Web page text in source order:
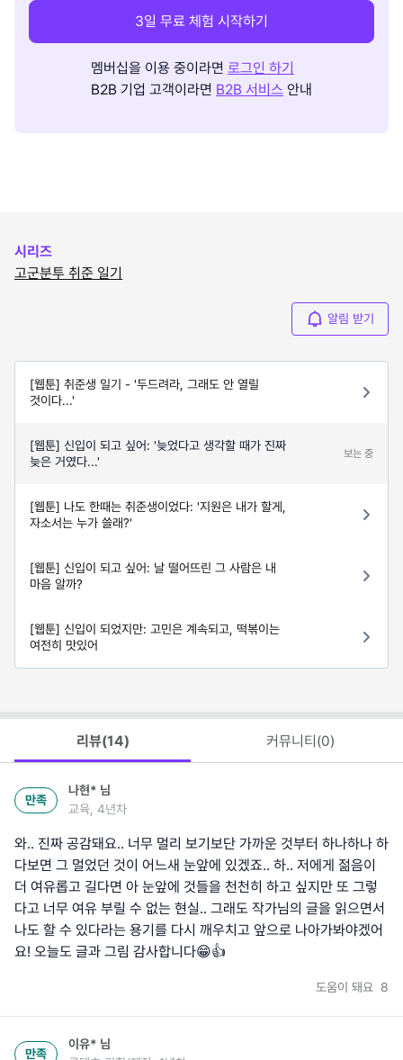
3일 무료 체험 시작하기
멤버십을 이용 중이라면 로그인 하기
B2B 기업 고객이라면 B2B 서비스 안내
시리즈
고군분투 취준 일기
알림 받기
[웹툰] 취준생 일기 - '두드려라, 그래도 안 열릴
것이다...'
[웹툰] 신입이 되고 싶어: '늦었다고 생각할 때가 진짜
늦은 거였다...'
보는 중
[웹툰] 나도 한때는 취준생이었다: '지원은 내가 할게,
자소서는 누가 쓸래?'
[웹툰] 신입이 되고 싶어: 날 떨어뜨린 그 사람은 내
마음 알까?
[웹툰] 신입이 되었지만: 고민은 계속되고, 떡볶이는
여전히 맛있어
리뷰(14) 커뮤니티(0)
만족
나현* 님
교육, 4년차
와.. 진짜 공감돼요.. 너무 멀리 보기보단 가까운 것부터 하나하나 하
다보면 그 멀었던 것이 어느새 눈앞에 있겠죠.. 하.. 저에게 젊음이
더 여유롭고 길다면 아 눈앞에 것들을 천천히 하고 싶지만 또 그렇
다고 너무 여유 부릴 수 없는 현실.. 그래도 작가님의 글을 읽으면서
나도 할 수 있다라는 용기를 다시 깨우치고 앞으로 나아가봐야겠어
요! 오늘도 글과 그림 감사합니다😁👍
도움이 돼요 8
만족
이유* 님